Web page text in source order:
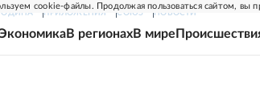
cookie-файлы. Продолжая пользоваться сайтом, вы
ПРИЛОЖЕНИЯ СОЮЗ НОВОСТИ
В регионахВ мире